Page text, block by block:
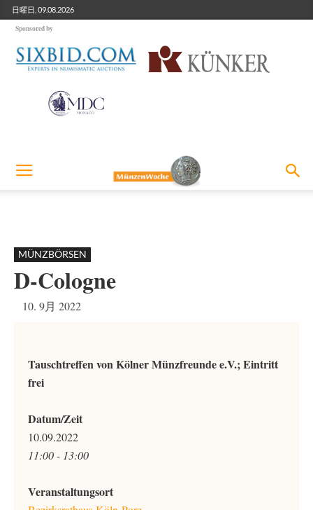
日曜日, 09.08.2026
Sponsored by
MÜNZBÖRSEN
D-Cologne
10. 9月 2022
Tauschtreffen von Kölner Münzfreunde e.V.; Eintritt
frei
Datum/Zeit
10.09.2022
11:00 - 13:00
Veranstaltungsort